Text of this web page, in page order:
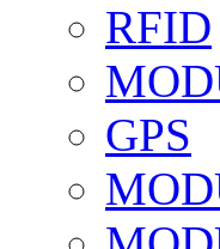
RFID
GPS